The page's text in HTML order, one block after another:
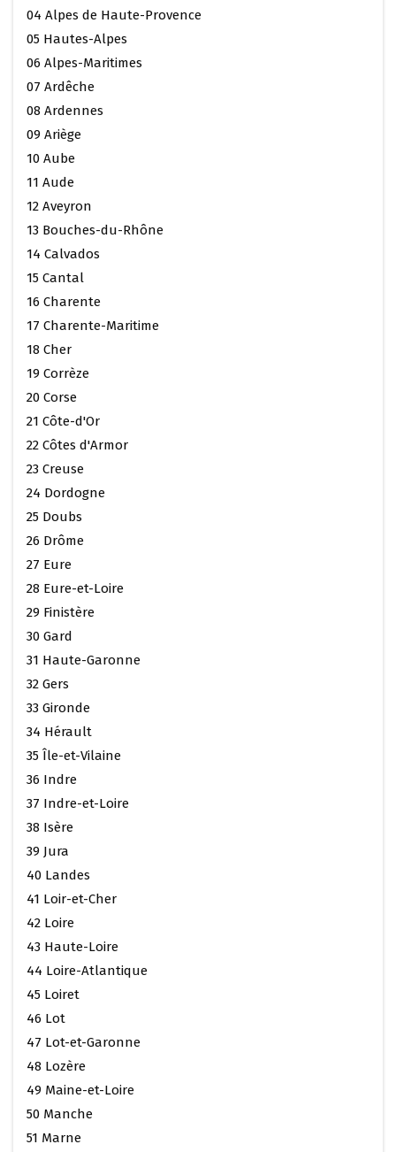
04 Alpes de Haute-Provence
05 Hautes-Alpes
06 Alpes-Maritimes
07 Ardêche
08 Ardennes
09 Ariège
10 Aube
11 Aude
12 Aveyron
13 Bouches-du-Rhône
14 Calvados
15 Cantal
16 Charente
17 Charente-Maritime
18 Cher
19 Corrèze
20 Corse
21 Côte-d'Or
22 Côtes d'Armor
23 Creuse
24 Dordogne
25 Doubs
26 Drôme
27 Eure
28 Eure-et-Loire
29 Finistère
30 Gard
31 Haute-Garonne
32 Gers
33 Gironde
34 Hérault
35 Île-et-Vilaine
36 Indre
37 Indre-et-Loire
38 Isère
39 Jura
40 Landes
41 Loir-et-Cher
42 Loire
43 Haute-Loire
44 Loire-Atlantique
45 Loiret
46 Lot
47 Lot-et-Garonne
48 Lozère
49 Maine-et-Loire
50 Manche
51 Marne